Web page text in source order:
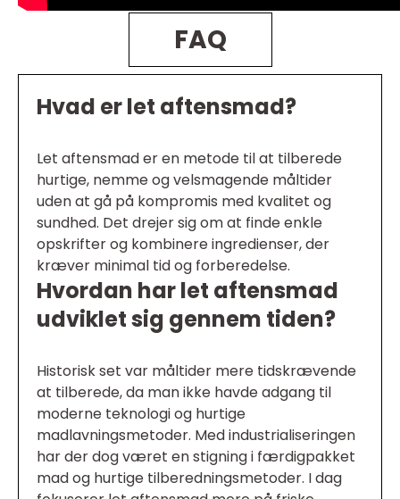
FAQ
Hvad er let aftensmad?
Let aftensmad er en metode til at tilberede
hurtige, nemme og velsmagende måltider
uden at gå på kompromis med kvalitet og
sundhed. Det drejer sig om at finde enkle
opskrifter og kombinere ingredienser, der
kræver minimal tid og forberedelse.
Hvordan har let aftensmad
udviklet sig gennem tiden?
Historisk set var måltider mere tidskrævende
at tilberede, da man ikke havde adgang til
moderne teknologi og hurtige
madlavningsmetoder. Med industrialiseringen
har der dog været en stigning i færdigpakket
mad og hurtige tilberedningsmetoder. I dag